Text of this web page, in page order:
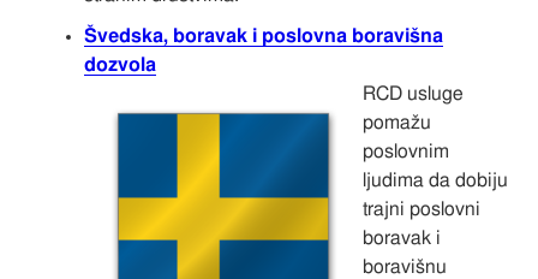
Švedska, boravak i poslovna boravišna
dozvola
RCD usluge
pomažu
poslovnim
ljudima da dobiju
trajni poslovni
boravak i
boravišnu